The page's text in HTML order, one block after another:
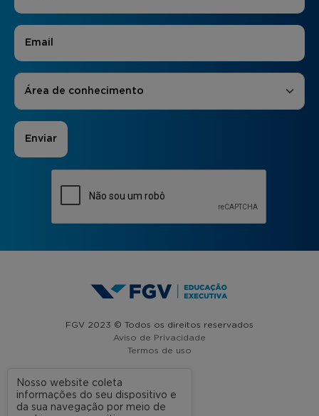
E-mail
Áreas de Interesse
Área de conhecimento
FGV 2023 © Todos os direitos reservados
Aviso de Privacidade
Termos de uso
A FGV
Nosso website coleta
informações do seu dispositivo e
da sua navegação por meio de